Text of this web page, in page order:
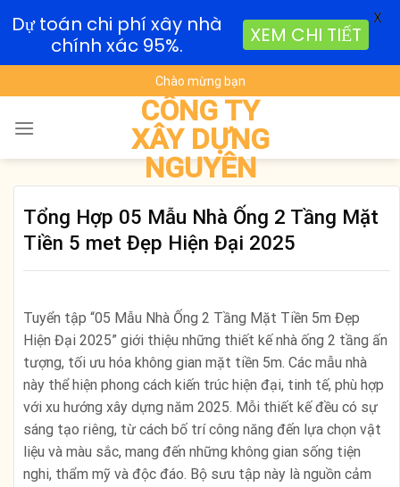
to
content
Chào mừng bạn
CÔNG TY
XÂY DỰNG
NGUYÊN
Tổng Hợp 05 Mẫu Nhà Ống 2 Tầng Mặt
Tiền 5 met Đẹp Hiện Đại 2025
Tuyển tập “05 Mẫu Nhà Ống 2 Tầng Mặt Tiền 5m Đẹp
Hiện Đại 2025” giới thiệu những thiết kế nhà ống 2 tầng ấn
tượng, tối ưu hóa không gian mặt tiền 5m. Các mẫu nhà
này thể hiện phong cách kiến trúc hiện đại, tinh tế, phù hợp
với xu hướng xây dựng năm 2025. Mỗi thiết kế đều có sự
sáng tạo riêng, từ cách bố trí công năng đến lựa chọn vật
liệu và màu sắc, mang đến những không gian sống tiện
nghi, thẩm mỹ và độc đáo. Bộ sưu tập này là nguồn cảm
Dự toán chi phí xây nhà
chính xác 95%.
XEM CHI TIẾT
X